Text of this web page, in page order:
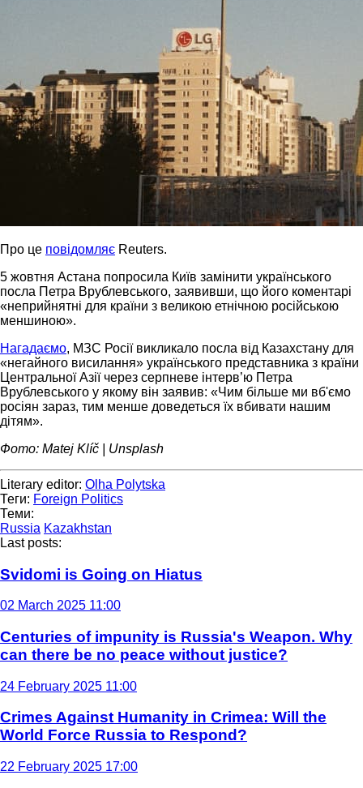
Про це повідомляє Reuters.
5 жовтня Астана попросила Київ замінити українського
посла Петра Врублевського, заявивши, що його коментарі
«неприйнятні для країни з великою етнічною російською
меншиною».
Нагадаємо, МЗС Росії викликало посла від Казахстану для
«негайного висилання» українського представника з країни
Центральної Азії через серпневе інтерв’ю Петра
Врублевського у якому він заявив: «Чим більше ми вб'ємо
росіян зараз, тим менше доведеться їх вбивати нашим
дітям».
Фото: Matej Klíč | Unsplash
Literary editor: Olha Polytska
Теги: Foreign Politics
Теми:
Russia Kazakhstan
Last posts:
Svidomi is Going on Hiatus
02 March 2025 11:00
Centuries of impunity is Russia's Weapon. Why
can there be no peace without justice?
24 February 2025 11:00
Crimes Against Humanity in Crimea: Will the
World Force Russia to Respond?
22 February 2025 17:00